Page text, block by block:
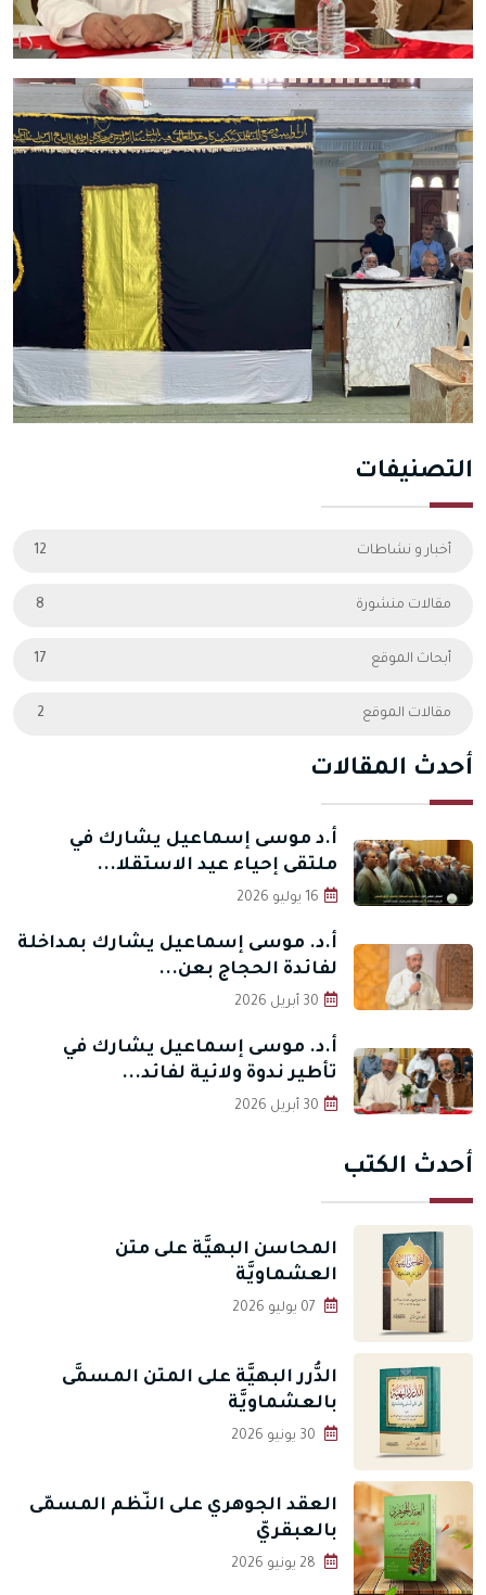
التصنيفات
أخبار و نشاطات 12
مقالات منشورة 8
أبحاث الموقع 17
مقالات الموقع 2
أحدث المقالات
أ.د موسى إسماعيل يشارك في
ملتقى إحياء عيد الاستقلا...
16 يوليو 2026
أ.د. موسى إسماعيل يشارك بمداخلة
لفائدة الحجاج بعن...
30 أبريل 2026
أ.د. موسى إسماعيل يشارك في
تأطير ندوة ولائية لفائد...
30 أبريل 2026
أحدث الكتب
المحاسن البهيَّة على متن
العشماويَّة
الدُّرر البهيَّة على المتن المسمَّى
بالعشماويَّة
العقد الجوهري على النّظم المسمّى
بالعبقريّ